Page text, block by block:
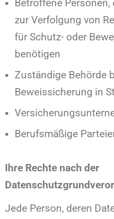
Betroffene
zur Verfolgung von
für Schutz- oder
benötigen
Zuständige Behörde
Beweissicherung in
Berufsmäßige
Ihre Rechte nach der
Jede Person, deren